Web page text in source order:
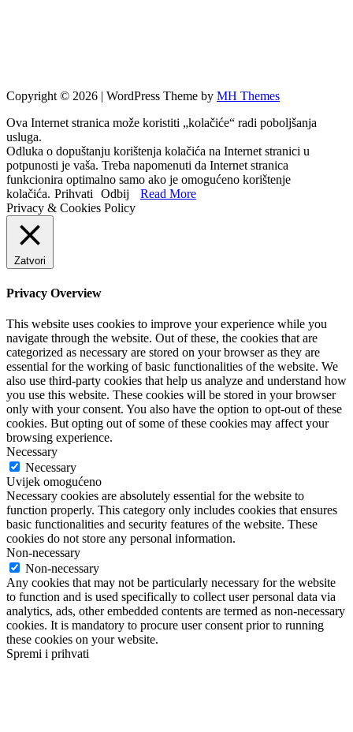
Copyright © 2026 | WordPress Theme by MH Themes
Ova Internet stranica može koristiti „kolačiće“ radi poboljšanja
usluga.
Odluka o dopuštanju korištenja kolačića na Internet stranici u
potpunosti je vaša. Treba napomenuti da Internet stranica
funkcionira optimalno samo ako je omogućeno korištenje
kolačića. Prihvati Odbij
Read More
Privacy & Cookies Policy
Zatvori
Privacy Overview
This website uses cookies to improve your experience while you
navigate through the website. Out of these, the cookies that are
categorized as necessary are stored on your browser as they are
essential for the working of basic functionalities of the website. We
also use third-party cookies that help us analyze and understand how
you use this website. These cookies will be stored in your browser
only with your consent. You also have the option to opt-out of these
cookies. But opting out of some of these cookies may affect your
browsing experience.
Necessary
Necessary
Uvijek omogućeno
Necessary cookies are absolutely essential for the website to
function properly. This category only includes cookies that ensures
basic functionalities and security features of the website. These
cookies do not store any personal information.
Non-necessary
Non-necessary
Any cookies that may not be particularly necessary for the website
to function and is used specifically to collect user personal data via
analytics, ads, other embedded contents are termed as non-necessary
cookies. It is mandatory to procure user consent prior to running
these cookies on your website.
Spremi i prihvati